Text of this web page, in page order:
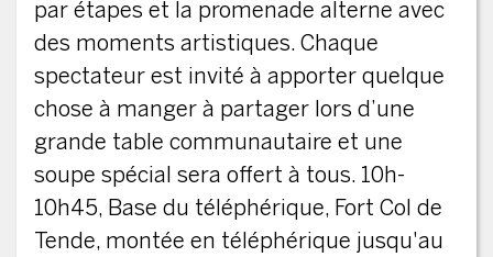
par étapes et la promenade alterne avec
des moments artistiques. Chaque
spectateur est invité à apporter quelque
chose à manger à partager lors d’une
grande table communautaire et une
soupe spécial sera offert à tous. 10h-
10h45, Base du téléphérique, Fort Col de
Tende, montée en téléphérique jusqu'au